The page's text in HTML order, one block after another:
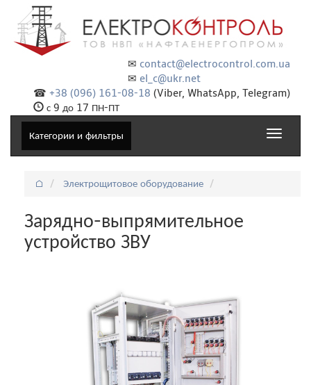
✉ contact@electrocontrol.com.ua
✉ el_c@ukr.net
☎ +38 (096) 161-08-18 (Viber, WhatsApp, Telegram)
с 9 до 17 ПН-ПТ
Категории и фильтры
Toggle
⌂ Электрощитовое оборудование
Зарядно-выпрямительное
устройство ЗВУ